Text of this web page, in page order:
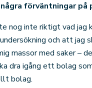
förväntningar på
nog inte riktigt vad jag
och att jag
massor med saker –
dra igång ett bolag
bolag.